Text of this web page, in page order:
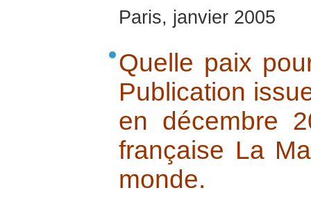
Paris, janvier 2005
Quelle paix
Publication
en décembre
française La
monde.